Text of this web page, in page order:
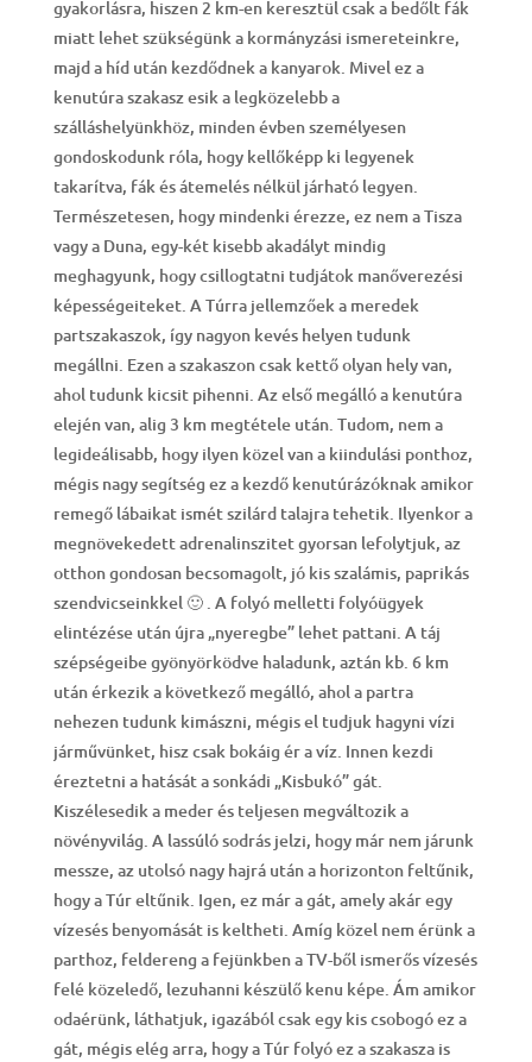
gyakorlásra, hiszen 2 km-en keresztül csak a bedőlt fák
miatt lehet szükségünk a kormányzási ismereteinkre,
majd a híd után kezdődnek a kanyarok. Mivel ez a
kenutúra szakasz esik a legközelebb a
szálláshelyünkhöz, minden évben személyesen
gondoskodunk róla, hogy kellőképp ki legyenek
takarítva, fák és átemelés nélkül járható legyen.
Természetesen, hogy mindenki érezze, ez nem a Tisza
vagy a Duna, egy-két kisebb akadályt mindig
meghagyunk, hogy csillogtatni tudjátok manőverezési
képességeiteket. A Túrra jellemzőek a meredek
partszakaszok, így nagyon kevés helyen tudunk
megállni. Ezen a szakaszon csak kettő olyan hely van,
ahol tudunk kicsit pihenni. Az első megálló a kenutúra
elején van, alig 3 km megtétele után. Tudom, nem a
legideálisabb, hogy ilyen közel van a kiindulási ponthoz,
mégis nagy segítség ez a kezdő kenutúrázóknak amikor
remegő lábaikat ismét szilárd talajra tehetik. Ilyenkor a
megnövekedett adrenalinszitet gyorsan lefolytjuk, az
otthon gondosan becsomagolt, jó kis szalámis, paprikás
szendvicseinkkel 🙂 . A folyó melletti folyóügyek
elintézése után újra „nyeregbe” lehet pattani. A táj
szépségeibe gyönyörködve haladunk, aztán kb. 6 km
után érkezik a következő megálló, ahol a partra
nehezen tudunk kimászni, mégis el tudjuk hagyni vízi
járművünket, hisz csak bokáig ér a víz. Innen kezdi
éreztetni a hatását a sonkádi „Kisbukó” gát.
Kiszélesedik a meder és teljesen megváltozik a
növényvilág. A lassúló sodrás jelzi, hogy már nem járunk
messze, az utolsó nagy hajrá után a horizonton feltűnik,
hogy a Túr eltűnik. Igen, ez már a gát, amely akár egy
vízesés benyomását is keltheti. Amíg közel nem érünk a
parthoz, feldereng a fejünkben a TV-ből ismerős vízesés
felé közeledő, lezuhanni készülő kenu képe. Ám amikor
odaérünk, láthatjuk, igazából csak egy kis csobogó ez a
gát, mégis elég arra, hogy a Túr folyó ez a szakasza is